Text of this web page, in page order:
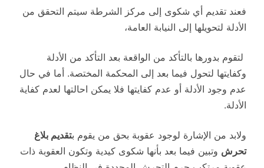
فعند تقديم أي شكوى إلى مركز الشرطة سيتم التحقق من
الأدلة لتحويلها إلى النيابة العامة،
لتقوم بدورها بالتأكد من الواقعة بعد التأكد من الأدلة
وكفايتها لتحول فيما بعد إلى المحكمة المختصة. أما في حال
عدم وجود الأدلة أو عدم كفايتها فلا يمكن احالتها لعدم كفاية
الأدلة.
ولابد من الإشارة لوجود عقوبة بحق من يقوم بتقديم بلاغ
تحرش وتبين فيما بعد بأنها شكوى كيدية وتكون العقوبة ذات